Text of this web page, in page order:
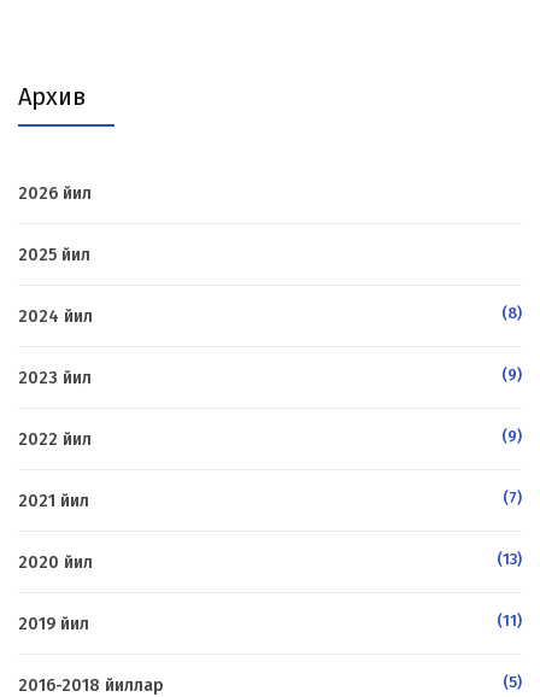
Архив
2026 йил
2025 йил
2024 йил (8)
2023 йил (9)
2022 йил (9)
2021 йил (7)
2020 йил (13)
2019 йил (11)
2016-2018 йиллар (5)